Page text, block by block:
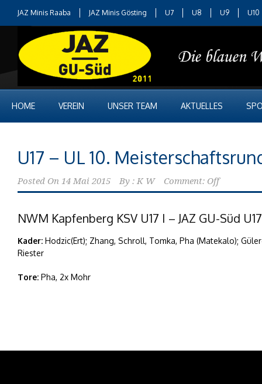
JAZ Minis Raaba JAZ Minis Gösting U7 U8 U9 U10
HOME VEREIN UNSER TEAM AKTUELLES
U17 – UL 10.
Posted On 14 Mai 2015 By : K W Comment: Off
NWM Kapfenberg KSV U17 I – JAZ GU-Süd
Kader: Hodzic(Ert); Zhang, Schroll, Tomka, Pha (Matekalo);
Riester
Tore: Pha, 2x Mohr